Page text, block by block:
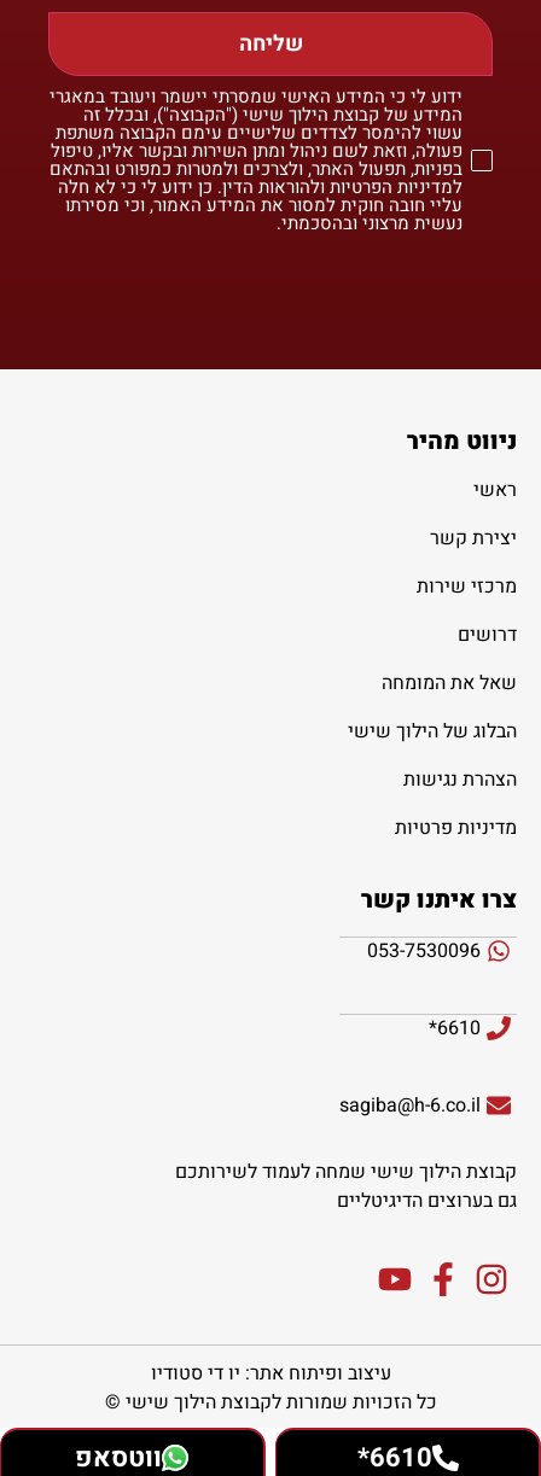
6610* ווטסאפ
שליחה
ידוע לי כי המידע האישי שמסרתי יישמר ויעובד במאגרי
המידע של קבוצת הילוך שישי ("הקבוצה"), ובכלל זה
עשוי להימסר לצדדים שלישיים עימם הקבוצה משתפת
פעולה, וזאת לשם ניהול ומתן השירות ובקשר אליו, טיפול
בפניות, תפעול האתר, ולצרכים ולמטרות כמפורט ובהתאם
למדיניות הפרטיות ולהוראות הדין. כן ידוע לי כי לא חלה
עליי חובה חוקית למסור את המידע האמור, וכי מסירתו
נעשית מרצוני ובהסכמתי.
ניווט מהיר
ראשי
יצירת קשר
מרכזי שירות
דרושים
שאל את המומחה
הבלוג של הילוך שישי
הצהרת נגישות
מדיניות פרטיות
צרו איתנו קשר
053-7530096
6610*
sagiba@h-6.co.il
קבוצת הילוך שישי שמחה לעמוד לשירותכם
גם בערוצים הדיגיטליים
עיצוב ופיתוח אתר: יו די סטודיו
כל הזכויות שמורות לקבוצת הילוך שישי ©